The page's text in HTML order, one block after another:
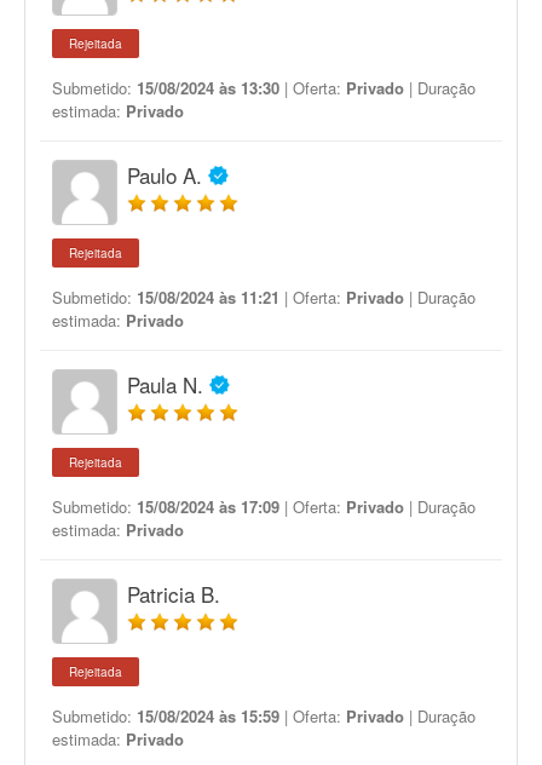
Rejeitada
Submetido: 15/08/2024 às 13:30 | Oferta: Privado | Duração
estimada: Privado
Paulo A.
Rejeitada
Submetido: 15/08/2024 às 11:21 | Oferta: Privado | Duração
estimada: Privado
Paula N.
Rejeitada
Submetido: 15/08/2024 às 17:09 | Oferta: Privado | Duração
estimada: Privado
Patricia B.
Rejeitada
Submetido: 15/08/2024 às 15:59 | Oferta: Privado | Duração
estimada: Privado